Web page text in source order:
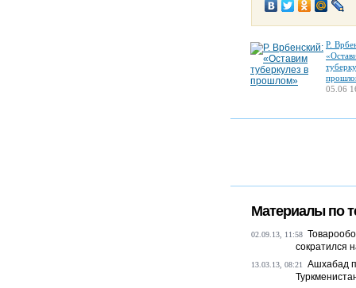
Р.
05.06
Материалы по
02.09.13, 11:58
сократился
13.03.13, 08:21
Ашхабад